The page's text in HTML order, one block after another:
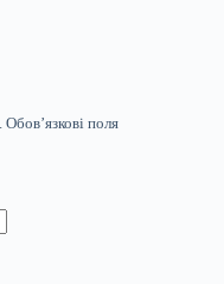
Обов’язкові поля